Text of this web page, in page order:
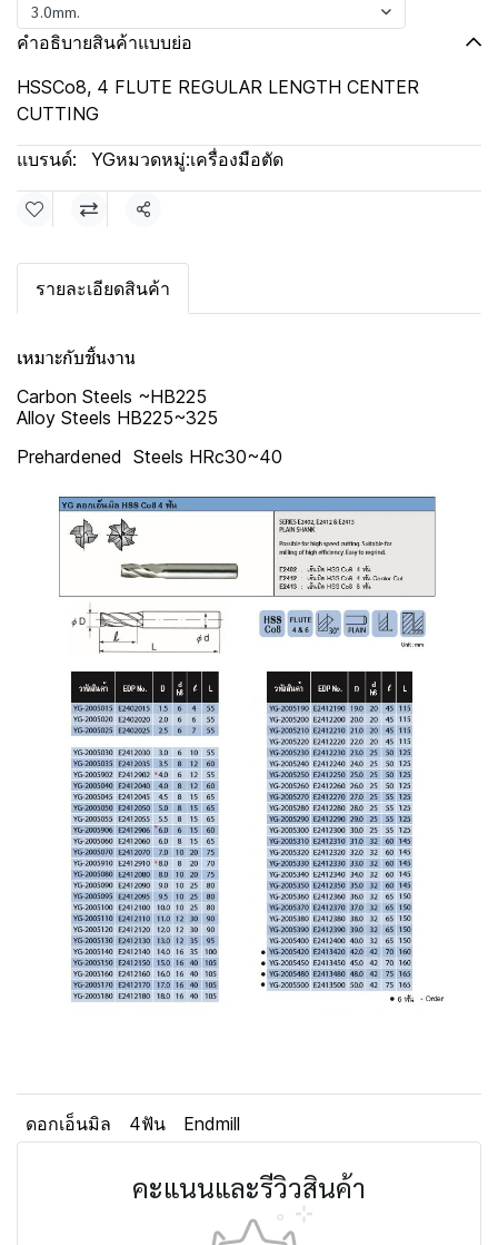
3.0mm.
คำอธิบายสินค้าแบบย่อ
HSSCo8, 4 FLUTE REGULAR LENGTH CENTER
CUTTING
แบรนด์: YGหมวดหมู่:เครื่องมือตัด
แชร์
รายละเอียดสินค้า
เหมาะกับชิ้นงาน
Carbon Steels ~HB225
Alloy Steels HB225~325
Prehardened Steels HRc30~40
ดอกเอ็นมิล 4ฟัน Endmill
คะแนนและรีวิวสินค้า